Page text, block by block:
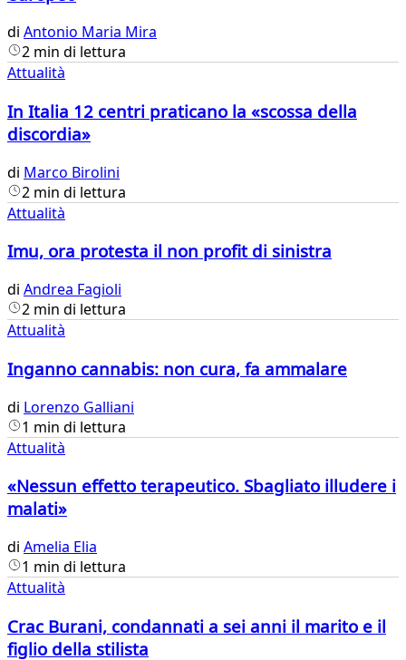
di Antonio Maria Mira
2 min di lettura
Attualità
In Italia 12 centri praticano la «scossa della
discordia»
di Marco Birolini
2 min di lettura
Attualità
Imu, ora protesta il non profit di sinistra
di Andrea Fagioli
2 min di lettura
Attualità
Inganno cannabis: non cura, fa ammalare
di Lorenzo Galliani
1 min di lettura
Attualità
«Nessun effetto terapeutico. Sbagliato illudere i
malati»
di Amelia Elia
1 min di lettura
Attualità
Crac Burani, condannati a sei anni il marito e il
figlio della stilista